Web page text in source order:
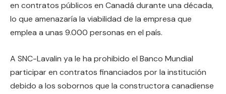
en contratos públicos en Canadá durante una década,
lo que amenazaría la viabilidad de la empresa que
emplea a unas 9.000 personas en el país.
A SNC-Lavalin ya le ha prohibido el Banco Mundial
participar en contratos financiados por la institución
debido a los sobornos que la constructora canadiense